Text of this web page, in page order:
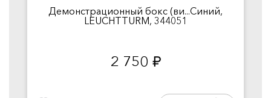
Демонстрационный бокс (ви...Синий,
LEUCHTTURM, 344051
2 750 руб.